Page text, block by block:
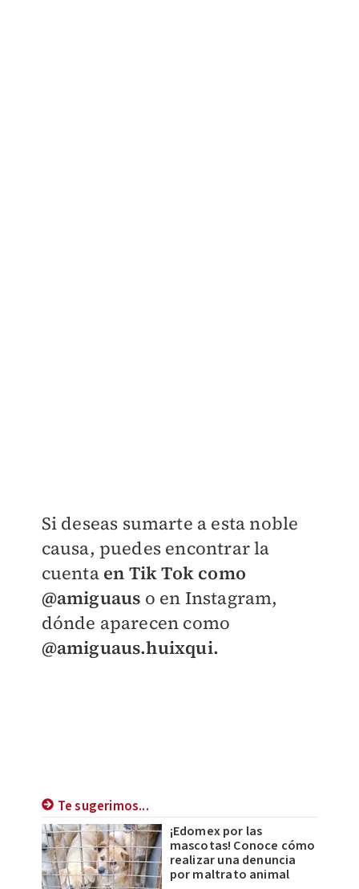
Si deseas sumarte a esta noble
causa, puedes encontrar la
cuenta en Tik Tok como
@amiguaus o en Instagram,
dónde aparecen como
@amiguaus.huixqui.
Te sugerimos...
¡Edomex por las
mascotas! Conoce cómo
realizar una denuncia
por maltrato animal